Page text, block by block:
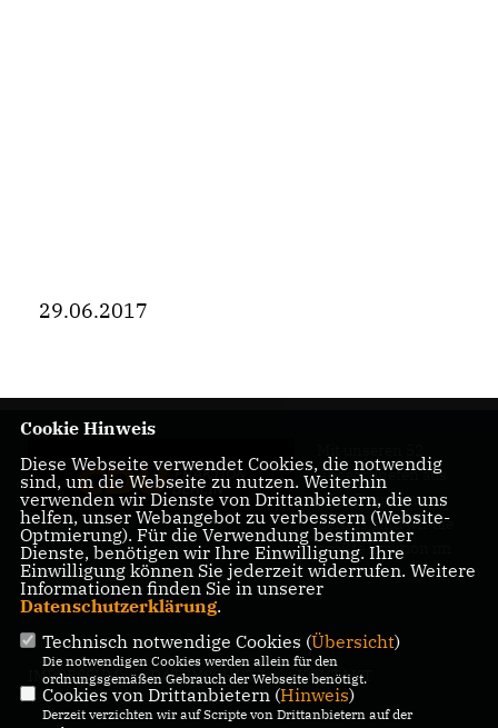
29.06.2017
Abgeordneten aus
allen Bezirken
Berlins sind wir die
größte Fraktion im
Berliner Abgeordnetenhaus.
IMPRESSUM DATENSCHUTZ KONTAKT
Cookie Hinweis
Diese Webseite verwendet Cookies, die notwendig
sind, um die Webseite zu nutzen. Weiterhin
verwenden wir Dienste von Drittanbietern, die uns
helfen, unser Webangebot zu verbessern (Website-
Optmierung). Für die Verwendung bestimmter
Dienste, benötigen wir Ihre Einwilligung. Ihre
Einwilligung können Sie jederzeit widerrufen. Weitere
Informationen finden Sie in unserer
Datenschutzerklärung.
Technisch notwendige Cookies (Übersicht)
Die notwendigen Cookies werden allein für den
ordnungsgemäßen Gebrauch der Webseite benötigt.
Cookies von Drittanbietern (Hinweis)
Derzeit verzichten wir auf Scripte von Drittanbietern auf der